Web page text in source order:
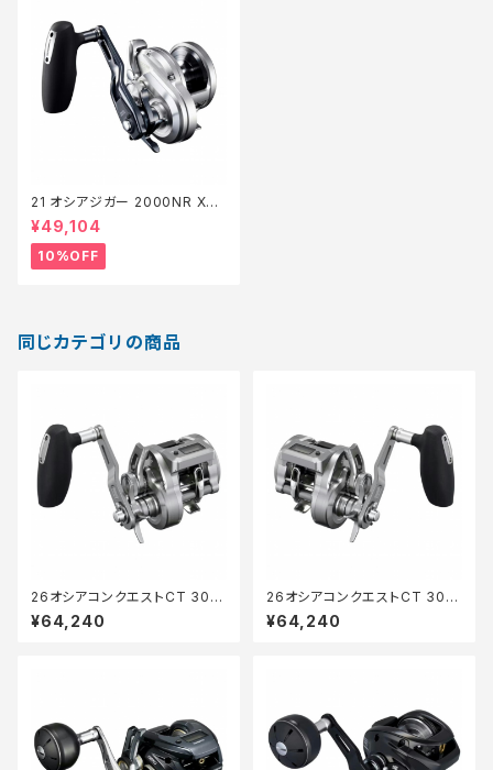
21 オシアジガー 2000NR XG
【継続セール_リール】【10】
¥49,104
10%OFF
同じカテゴリの商品
26オシアコンクエストCT 300
XG
¥64,240
26オシアコンクエストCT 301X
G
¥64,240